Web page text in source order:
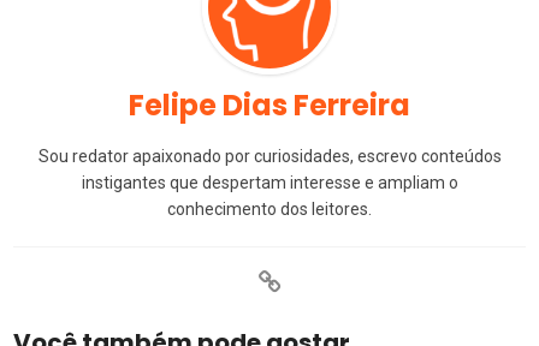
Felipe Dias Ferreira
Sou redator apaixonado por curiosidades, escrevo conteúdos
instigantes que despertam interesse e ampliam o
conhecimento dos leitores.